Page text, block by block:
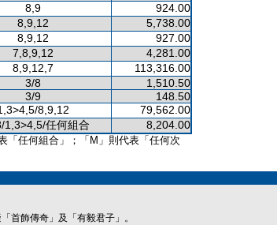
8,9 924.00
8,9,12 5,738.00
8,9,12 927.00
7,8,9,12 4,281.00
8,9,12,7 113,316.00
3/8
1,510.50
3/9
148.50
8,9,12 79,562.00
1,3>4,5/任何組合 8,204.00
「任何組合」；「M」則代表「任何次
首飾傳奇」及「有毅君子」。